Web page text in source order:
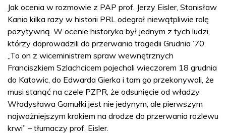
Jak ocenia w rozmowie z PAP prof. Jerzy Eisler, Stanisław
Kania kilka razy w historii PRL odegrał niewątpliwie rolę
pozytywną. W ocenie historyka był jednym z tych ludzi,
którzy doprowadzili do przerwania tragedii Grudnia ’70.
„To on z wiceministrem spraw wewnętrznych
Franciszkiem Szlachcicem pojechali wieczorem 18 grudnia
do Katowic, do Edwarda Gierka i tam go przekonywali, że
musi stanąć na czele PZPR, że odsunięcie od władzy
Władysława Gomułki jest nie jedynym, ale pierwszym
najważniejszym krokiem na drodze do przerwania rozlewu
krwi” – tłumaczy prof. Eisler.